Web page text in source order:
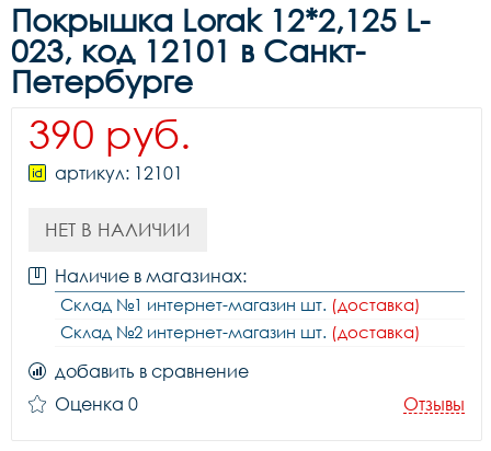
Покрышка Lorak 12*2,125 L-
023, код 12101 в Санкт-
Петербурге
390 руб.
артикул: 12101
НЕТ В НАЛИЧИИ
Наличие в магазинах:
Склад №1 интернет-магазин шт. (доставка)
Склад №2 интернет-магазин шт. (доставка)
добавить в сравнение
Оценка 0
Отзывы